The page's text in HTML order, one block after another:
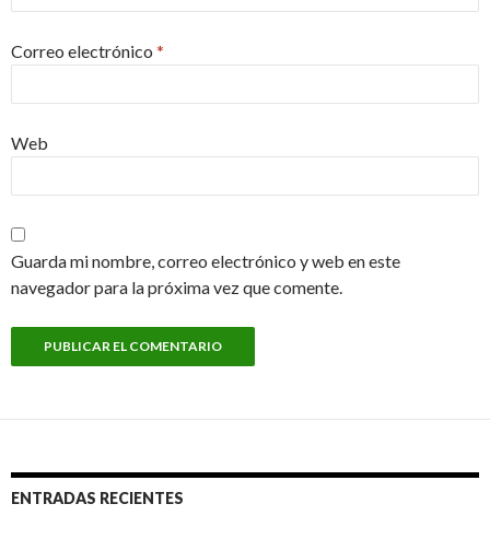
Correo electrónico *
Web
Guarda mi nombre, correo electrónico y web en este
navegador para la próxima vez que comente.
ENTRADAS RECIENTES